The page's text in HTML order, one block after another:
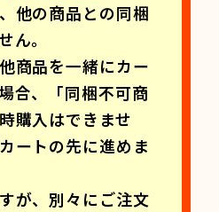
他の商品との同梱
ん。
商品を一緒にカー
合、「同梱不可商
購入はできませ
ートの先に進めま
が、別々にご注文